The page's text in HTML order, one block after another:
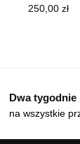
250,00zł
Dwa tygodnie
na wszystkie